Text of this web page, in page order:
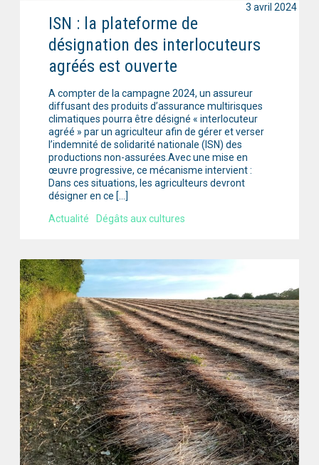
ISN : la plateforme de
désignation des interlocuteurs
agréés est ouverte
A compter de la campagne 2024, un assureur
diffusant des produits d’assurance multirisques
climatiques pourra être désigné « interlocuteur
agréé » par un agriculteur afin de gérer et verser
l’indemnité de solidarité nationale (ISN) des
productions non-assurées.Avec une mise en
œuvre progressive, ce mécanisme intervient :
Dans ces situations, les agriculteurs devront
désigner en ce […]
Actualité
Dégâts aux cultures
3 avril 2024